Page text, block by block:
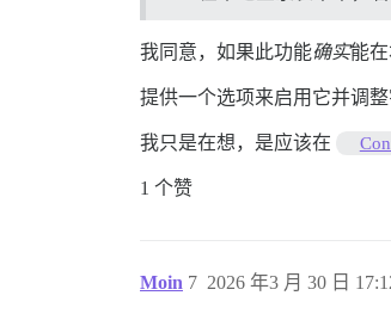
我同意，如果此功能确实能
提供一个选项来启用它并调
我只是在想，是应该在
1 个赞
Moin 2026 年3 月 30 日
7